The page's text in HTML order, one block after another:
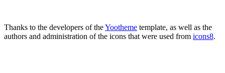
Thanks to the developers of theYootheme template, as well as the
authors and administration of the icons that were used from icons8.